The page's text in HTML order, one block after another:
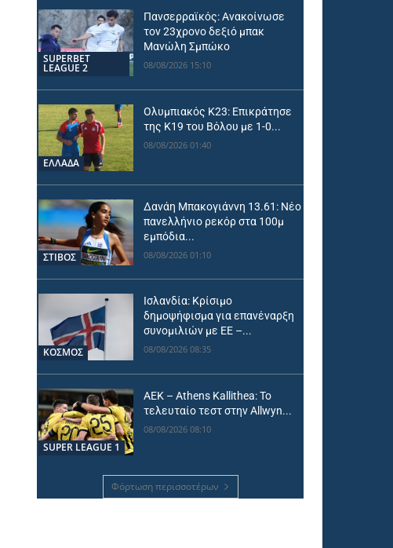
SUPERBET
LEAGUE 2
Πανσερραϊκός: Ανακοίνωσε
τον 23χρονο δεξιό μπακ
Μανώλη Σμπώκο
08/08/2026 15:10
ΕΛΛΑΔΑ
Ολυμπιακός Κ23: Επικράτησε
της Κ19 του Βόλου με 1-0...
08/08/2026 01:40
ΣΤΙΒΟΣ
Δανάη Μπακογιάννη 13.61: Νέο
πανελλήνιο ρεκόρ στα 100μ
εμπόδια...
08/08/2026 01:10
ΚΟΣΜΟΣ
Ισλανδία: Κρίσιμο
δημοψήφισμα για επανέναρξη
συνομιλιών με ΕΕ –...
08/08/2026 08:35
SUPER LEAGUE 1
ΑΕΚ – Athens Kallithea: Το
τελευταίο τεστ στην Allwyn...
08/08/2026 08:10
Φόρτωση περισσοτέρων